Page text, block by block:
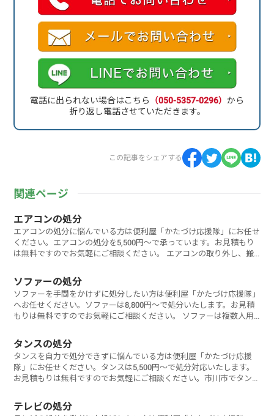
電話に出られない場合はこちら （050-5357-0296） から
折り返し電話させていただきます。
この記事をシェアする
関連ページ
エアコンの処分
エアコンの処分に悩んでいる方は便利屋「かたづけ応援隊」にお任せ
ください。エアコンの処分を5,500円～で承っています。お見積もり
は無料ですのでお気軽にご相談ください。 エアコンの取り外し、搬
ソファーの処分
ソファーを手間をかけずに処分したい方は便利屋「かたづけ応援隊」
へお任せください。ソファーは8,800円～で処分いたします。お見積
もりは無料ですのでお気軽にご相談ください。 ソファーは複数人用
タンスの処分
タンスを自力で処分できずに悩んでいる方は便利屋「かたづけ応援
隊」にお任せください。タンスは5,500円～で処分対応いたします。
お見積もりは無料ですのでお気軽にご相談ください。市川市でタンス
テレビの処分